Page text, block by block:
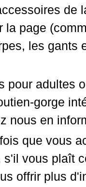
de
la page
les gants
pour adultes
gorge
nous en
que vous
vous plaît
offrir plus